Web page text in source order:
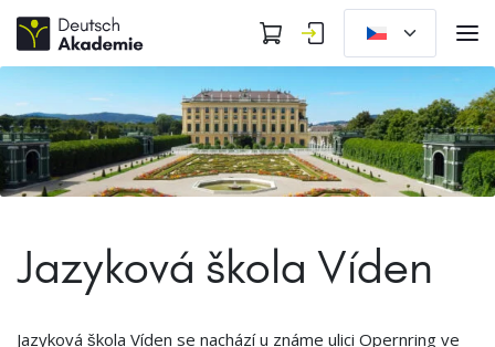
Jazyková škola Víden
Jazyková škola Víden se nachází u známe ulici Opernring ve